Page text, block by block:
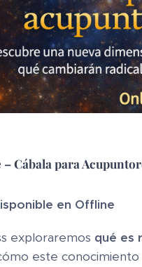
Cábala para
en Offline
exploraremos qué es
este